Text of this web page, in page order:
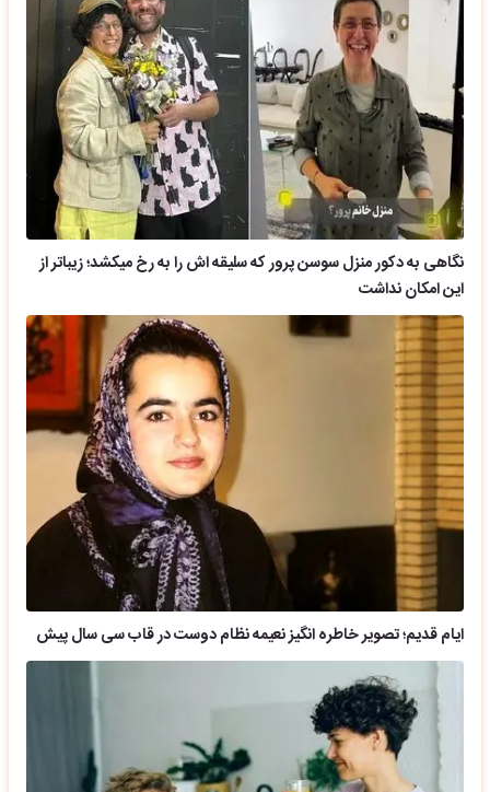
نگاهی به دکور منزل سوسن پرور که سلیقه اش را به رخ میکشد؛ زیباتر از
این امکان نداشت
ایام قدیم؛ تصویر خاطره انگیز نعیمه نظام دوست در قاب سی سال پیش